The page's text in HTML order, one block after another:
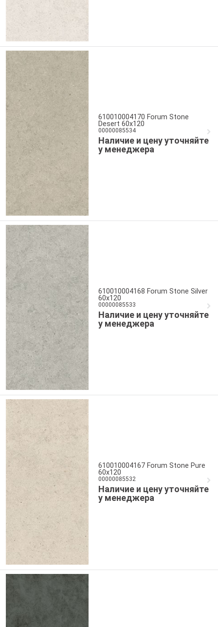
610010004170 Forum Stone
Desert 60x120
00000085534
Наличие и цену уточняйте
у менеджера
610010004168 Forum Stone Silver
60x120
00000085533
Наличие и цену уточняйте
у менеджера
610010004167 Forum Stone Pure
60x120
00000085532
Наличие и цену уточняйте
у менеджера